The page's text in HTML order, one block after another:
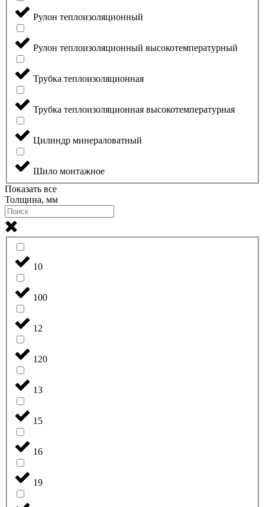
Рулон теплоизоляционный
Рулон теплоизоляционный высокотемпературный
Трубка теплоизоляционная
Трубка теплоизоляционная высокотемпературная
Цилиндр минераловатный
Шило монтажное
Показать все
Толщина, мм
10
100
12
120
13
15
16
19